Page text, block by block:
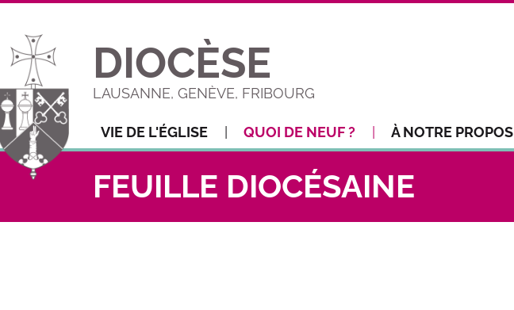
DIOCÈSE
LAUSANNE, GENÈVE, FRIBOURG
VIE DE L'ÉGLISE QUOI DE NEUF ? À NOTRE PROPOS
FEUILLE DIOCÉSAINE